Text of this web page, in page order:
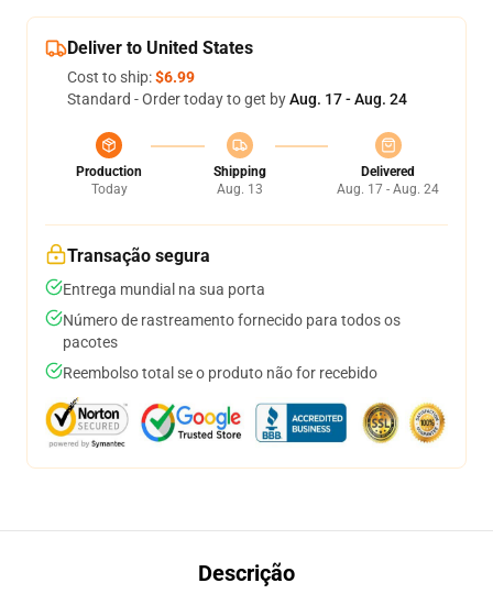
Deliver to United States
Cost to ship:$6.99
Standard - Order today to get byAug. 17 - Aug. 24
Production
Today
Shipping
Aug. 13
Delivered
Aug. 17 - Aug. 24
Transação segura
Entrega mundial na sua porta
Número de rastreamento fornecido para todos os
pacotes
Reembolso total se o produto não for recebido
Descrição